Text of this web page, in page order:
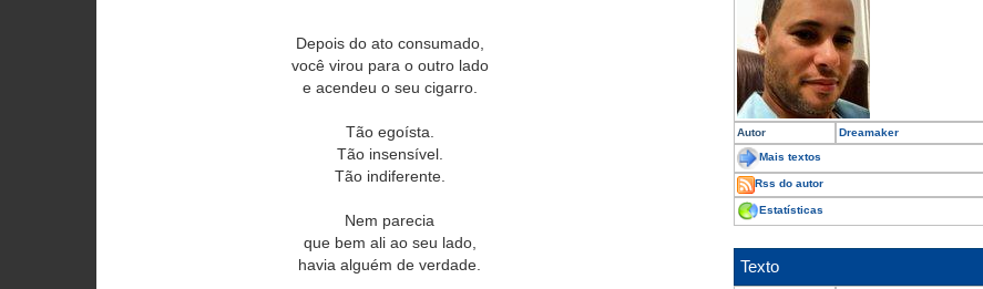
Depois do ato consumado,
você virou para o outro lado
e acendeu o seu cigarro.
Tão egoísta.
Tão insensível.
Tão indiferente.
Nem parecia
que bem ali ao seu lado,
havia alguém de verdade.
Autor Dreamaker
Mais textos
Rss do autor
Estatísticas
Texto